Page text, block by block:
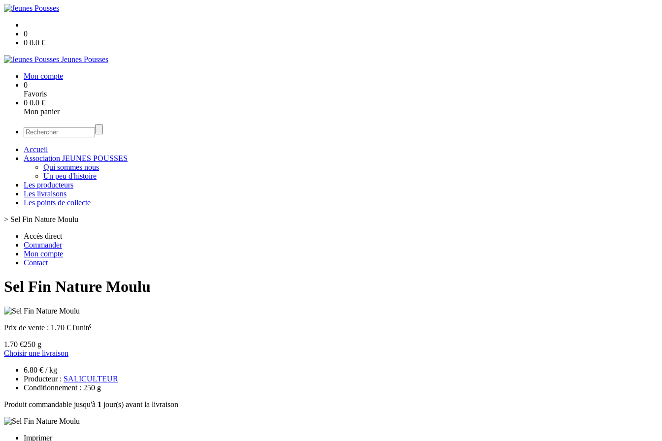
0
0 0.0 €
Jeunes Pousses
Mon compte
0
Favoris
0 0.0 €
Mon panier
Accueil
Association JEUNES POUSSES
Qui sommes nous
Un peu d'histoire
Les producteurs
Les livraisons
Les points de collecte
> Sel Fin Nature Moulu
Accès direct
Commander
Mon compte
Contact
Sel Fin Nature Moulu
Prix de vente : 1.70 € l'unité
1.70 €250 g
Choisir une livraison
6.80 € / kg
Producteur : SALICULTEUR
Conditionnement : 250 g
Produit commandable jusqu'à 1 jour(s) avant la livraison
Imprimer